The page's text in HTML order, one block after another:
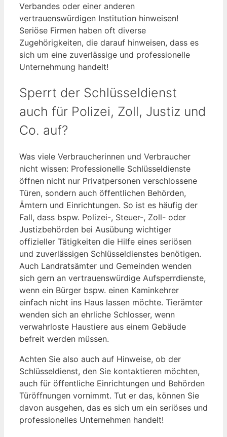
Verbandes oder einer anderen
vertrauenswürdigen Institution hinweisen!
Seriöse Firmen haben oft diverse
Zugehörigkeiten, die darauf hinweisen, dass es
sich um eine zuverlässige und professionelle
Unternehmung handelt!
Sperrt der Schlüsseldienst
auch für Polizei, Zoll, Justiz und
Co. auf?
Was viele Verbraucherinnen und Verbraucher
nicht wissen: Professionelle Schlüsseldienste
öffnen nicht nur Privatpersonen verschlossene
Türen, sondern auch öffentlichen Behörden,
Ämtern und Einrichtungen. So ist es häufig der
Fall, dass bspw. Polizei-, Steuer-, Zoll- oder
Justizbehörden bei Ausübung wichtiger
offizieller Tätigkeiten die Hilfe eines seriösen
und zuverlässigen Schlüsseldienstes benötigen.
Auch Landratsämter und Gemeinden wenden
sich gern an vertrauenswürdige Aufsperrdienste,
wenn ein Bürger bspw. einen Kaminkehrer
einfach nicht ins Haus lassen möchte. Tierämter
wenden sich an ehrliche Schlosser, wenn
verwahrloste Haustiere aus einem Gebäude
befreit werden müssen.
Achten Sie also auch auf Hinweise, ob der
Schlüsseldienst, den Sie kontaktieren möchten,
auch für öffentliche Einrichtungen und Behörden
Türöffnungen vornimmt. Tut er das, können Sie
davon ausgehen, das es sich um ein seriöses und
professionelles Unternehmen handelt!